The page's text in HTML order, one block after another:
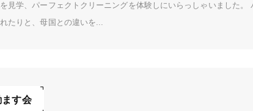
見学、パーフェクトクリーニングを体験しにいらっしゃいました。
たりと、母国との違いを...
ます会